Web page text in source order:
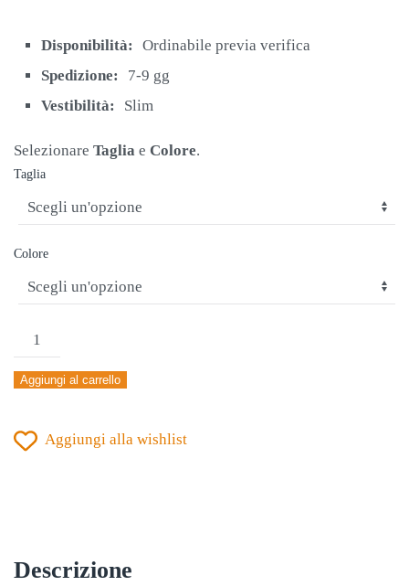
era:
è:
Disponibilità:
Ordinabile previa verifica
Spedizione:
7-9 gg
Vestibilità:
Slim
Selezionare Taglia e Colore.
Taglia
Colore
SOTTOMAGLIA
MANICA
LUNGA
GIALLO
Aggiungi al carrello
Aggiungi alla wishlist
Descrizione